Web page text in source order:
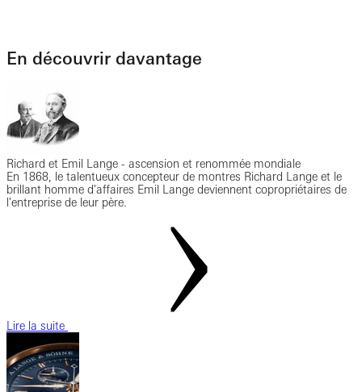
En découvrir davantage
Richard et Emil Lange - ascension et renommée mondiale
En 1868, le talentueux concepteur de montres Richard Lange et le
brillant homme d'affaires Emil Lange deviennent copropriétaires de
l'entreprise de leur père.
Lire la suite